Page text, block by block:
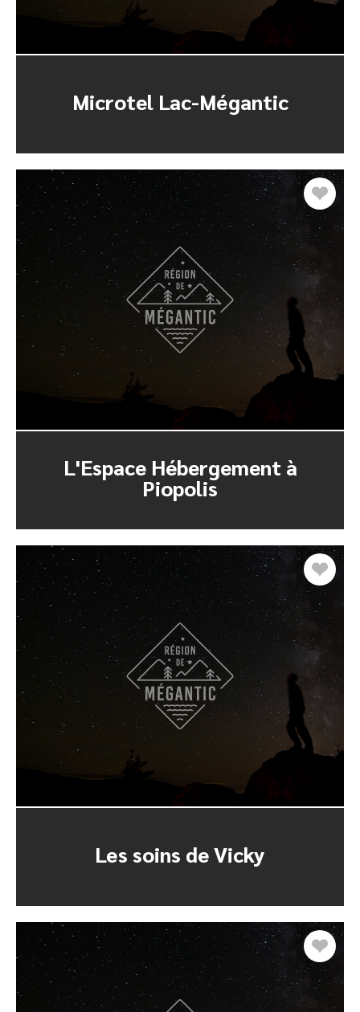
Microtel Lac-Mégantic
L'Espace Hébergement à
Piopolis
Les soins de Vicky